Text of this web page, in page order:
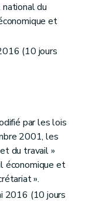
national du
et
(10 jours
par les lois
2001, les
du travail »
économique et
».
2016 (10 jours